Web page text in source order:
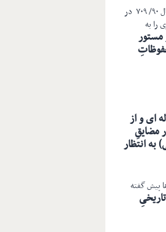
اینگونه کتابسوزی ها در سرتاسر تاریخ ایرانِ پس از اسلام تداوم داشت از جمله قُتيبة بن مُسلم (سردار عرب) بسال ۹۰/ ۷۰۹ در
را به
مستور
ای و از
مضايقِ
انتظار
پیش گفته